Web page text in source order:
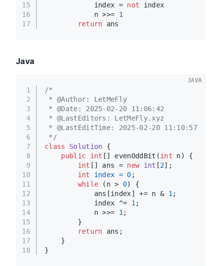
15
16
17
            index =
not index
            n >>=
1
return ans
Java
1
2
3
4
5
6
7
8
9
10
11
12
13
14
15
16
17
18
/*
* @Author: LetMeFly
* @Date: 2025-02-20 11:06:42
* @LastEditors: LetMeFly.xyz
* @LastEditTime: 2025-02-20 11:10:57
*/
class
Solution {
public
int [] evenOddBit(int n) {
int [] ans = new int [2];
int
index = 0 ;
while (n > 0) {
            ans[index] += n &
1 ;
            index ^=
1 ;
            n >>=
1 ;
        }
return ans;
    }
}
JAVA